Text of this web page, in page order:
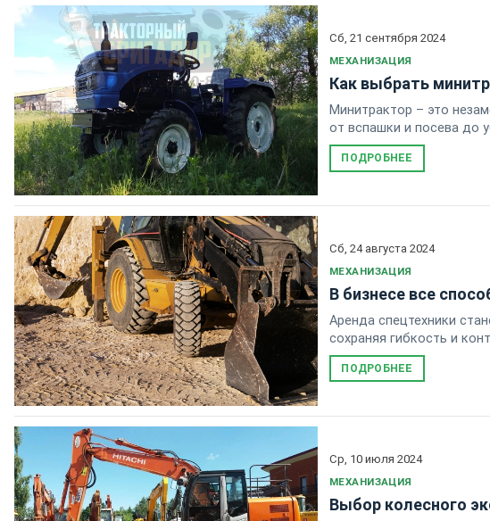
Сб, 21 сентября 2024
МЕХАНИЗАЦИЯ
Как выбрать
Минитрактор – это
от вспашки и посева до
ПОДРОБНЕЕ
Сб, 24 августа 2024
МЕХАНИЗАЦИЯ
В бизнесе все
Аренда спецтехники
сохраняя гибкость и
ПОДРОБНЕЕ
Ср, 10 июля 2024
МЕХАНИЗАЦИЯ
Выбор колесного